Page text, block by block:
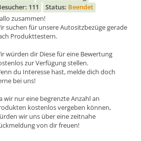
111
Status: Beendet
zusammen!
suchen für unsere Autositzbezüge gerade
Produkttestern.
würden dir Diese für eine Bewertung
zur Verfügung stellen.
du Interesse hast, melde dich doch
bei uns!
wir nur eine begrenzte Anzahl an
kostenlos vergeben können,
wir uns über eine zeitnahe
von dir freuen!